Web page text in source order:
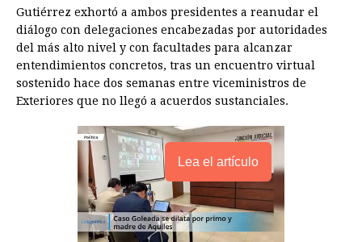
Gutiérrez exhortó a ambos presidentes a reanudar el
diálogo con delegaciones encabezadas por autoridades
del más alto nivel y con facultades para alcanzar
entendimientos concretos, tras un encuentro virtual
sostenido hace dos semanas entre viceministros de
Exteriores que no llegó a acuerdos sustanciales.
Lea el artículo